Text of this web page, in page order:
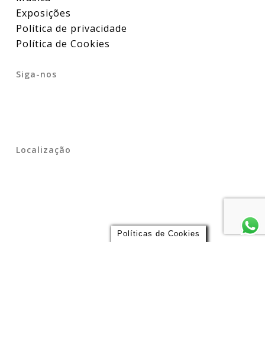
Exposições
Política de privacidade
Política de Cookies
Siga-nos
Localização
Políticas de Cookies